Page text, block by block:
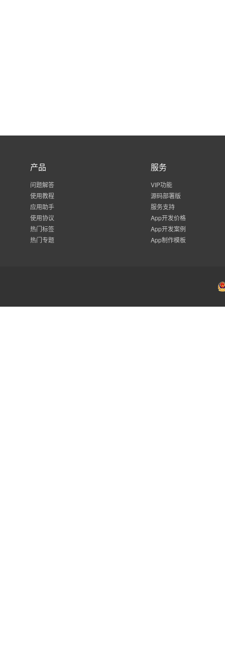
产品
问题解答
使用教程
应用助手
使用协议
热门标签
热门专题
服务
VIP功能
源码部署版
服务支持
App开发价格
App开发案例
App制作模板